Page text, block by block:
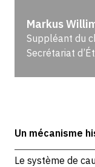
Markus
Suppléant du
Secrétariat
Un mécanisme
Le système de